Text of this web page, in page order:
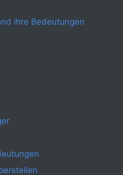
ihre Bedeutungen